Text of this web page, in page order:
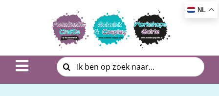
Toggle
Zoeken
naar:
NL